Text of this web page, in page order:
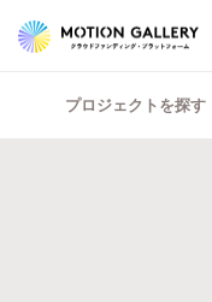
プロジェクトを探す